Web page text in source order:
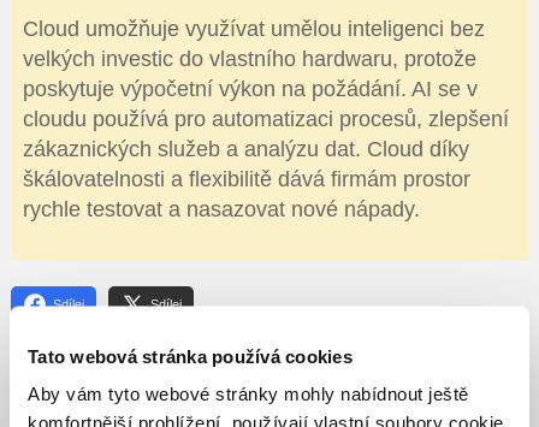
Tato webová stránka používá cookies
Aby vám tyto webové stránky mohly nabídnout ještě
komfortnější prohlížení, používají vlastní soubory cookie
Cloud umožňuje využívat umělou inteligenci bez
velkých investic do vlastního hardwaru, protože
poskytuje výpočetní výkon na požádání. AI se v
cloudu používá pro automatizaci procesů, zlepšení
zákaznických služeb a analýzu dat. Cloud díky
škálovatelnosti a flexibilitě dává firmám prostor
rychle testovat a nasazovat nové nápady.
Sdílej Sdílej
Podobné články